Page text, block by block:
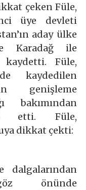
çeken Füle,
üye devleti
aday ülke
Karadağ ile
kaydetti. Füle,
kaydedilen
genişleme
bakımından
etti. Füle,
dikkat çekti:
dalgalarından
önünde